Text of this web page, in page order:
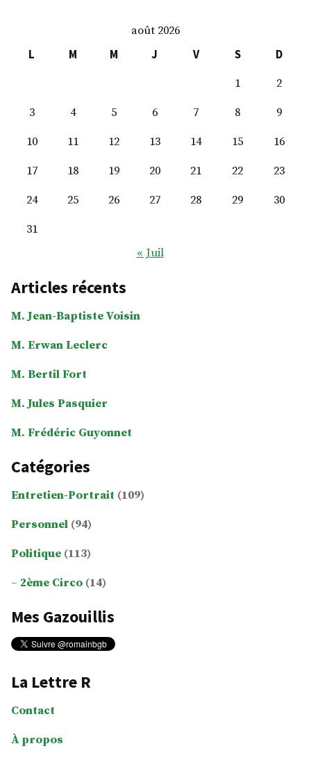
Brossolette
août 2026
L
M M J V S
D
1
2
3
4 5 6 7 8
9
10
11 12 13 14 15
16
17
18 19 20 21 22
23
24
25 26 27 28 29
30
31
« Juil
Articles récents
M. Jean-Baptiste Voisin
M. Erwan Leclerc
M. Bertil Fort
M. Jules Pasquier
M. Frédéric Guyonnet
Catégories
Entretien-Portrait (109)
Personnel (94)
Politique (113)
2ème Circo (14)
Mes Gazouillis
La Lettre R
Contact
À propos